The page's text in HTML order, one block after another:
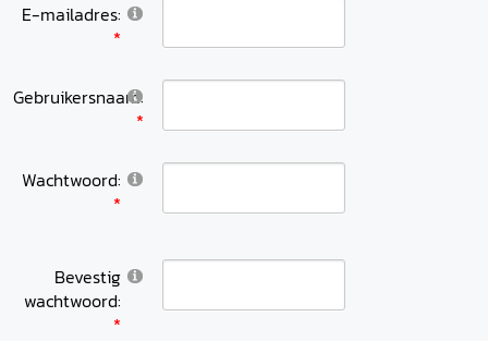
E-mailadres:
Gebruikersnaam:
Wachtwoord:
Bevestig
wachtwoord: